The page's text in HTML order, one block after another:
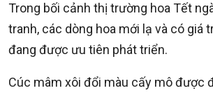
Trong bối cảnh thị trường hoa Tết
tranh, các dòng hoa mới lạ và có giá
đang được ưu tiên phát triển.
Cúc mâm xôi đổi màu cấy mô được